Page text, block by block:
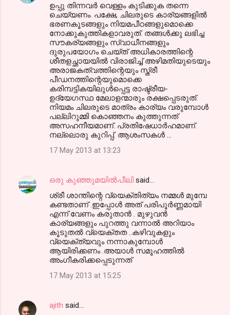
ഉപ്പു തിന്നവര്‍ വെള്ളം കുടിക്കുക തന്നെ
ചെയ്യണം. പക്ഷേ, ചിലരുടെ കാര്യങ്ങളില്‍
ഭരണകൂടങ്ങളും നിയമപീഠങ്ങളുമൊക്കെ
നോക്കുകുത്തികളാവരുത്. തങ്ങള്‍ക്കു ലഭിച്ച
സൗകര്യങ്ങളും സ്വാധീനങ്ങളും
ദുരുപയോഗം ചെയ്ത് അധികാരത്തിന്റെ
ശീതളച്ഛായയില്‍ വിരാജിച്ച് അഴിമതിയുടെയും
അരാജകത്വത്തിന്റെയും സ്ത്രീ
പീഡനത്തിന്റെയുമൊക്കെ
കരിമ്പട്ടികയിലുള്‍പ്പെട്ട രാഷ്ട്രീയ-
ഉദ്യേഗസ്ഥ മേലാളന്മാരും രക്ഷപ്പെടരുത്.
നിയമം ചിലരുടെ മാത്രം കാര്യം വരുമ്പോള്‍
പല്ലിറുമ്മി കൊഞ്ഞനം കുത്തുന്നത്
അസഹനീയമാണ്. പ്രതിഷേധാര്‍ഹമാണ്.
നല്ലൊരു കുറിപ്പ്. ആശംസകള്‍ ...
17 May 2013 at 13:23
ഒരു കുഞ്ഞുമയിൽപീലി said…
ശ്രീ ശാന്തിന്റെ വ്യെക്തിത്യം നമ്മൾ മുമ്പേ
കണ്ടതാണ് .ഇപ്പോൾ അത് പരിപൂർണ്ണമായി
എന്ന് വേണം കരുതാൻ . മുഴുവൻ
കാര്യങ്ങളും പുറത്തു വന്നാൽ അറിയാം
കൂടുതൽ വ്യെക്തത ..കഴിവുകളും
വ്യെക്ത്യവും നന്നാകുമ്പോൾ
ആയിരിക്കണം .അയാൾ സമൂഹത്തിൽ
അംഗീകരിക്കപ്പെടുന്നത്
17 May 2013 at 15:25
ajith said…